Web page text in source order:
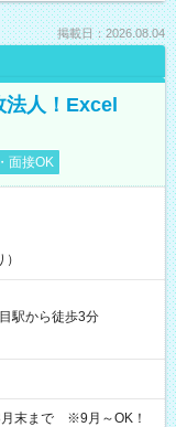
掲載日：2026.08.04
人！Excel
面接OK
駅から徒歩3分
末まで ※9月～OK！